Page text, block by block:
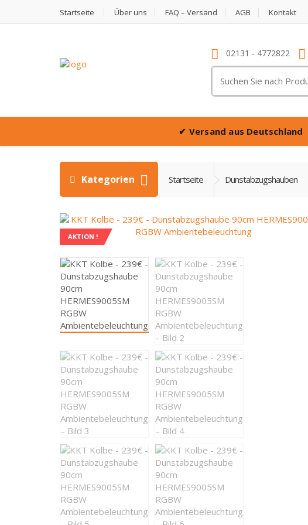
Startseite Über uns FAQ – Versand AGB Kontakt
02131 - 4772822
nach:
✔ Versand aus Deutschland
Kategorien Startseite Dunstabzugshauben
AKTION !